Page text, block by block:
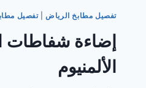
تفصيل مطابخ الرياض |تفصيل
إضاءة شفاطات
الألمنيوم